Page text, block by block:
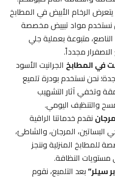
الرخام الأبيض في المطابخ
نستخدم مواد تبييض مخصصة
متبوعة بعملية جلي
مجدداً.
في المطابخالجرانيت الأسود
نحن نستخدم بودرة تلميع
وتخفي آثار التشهيب
اليومي.
نقدم خدماتنا الراقية
المرجان، والشاطئ،
المنزلية وننجز
النظافة.
بعد التلميع، نقوم